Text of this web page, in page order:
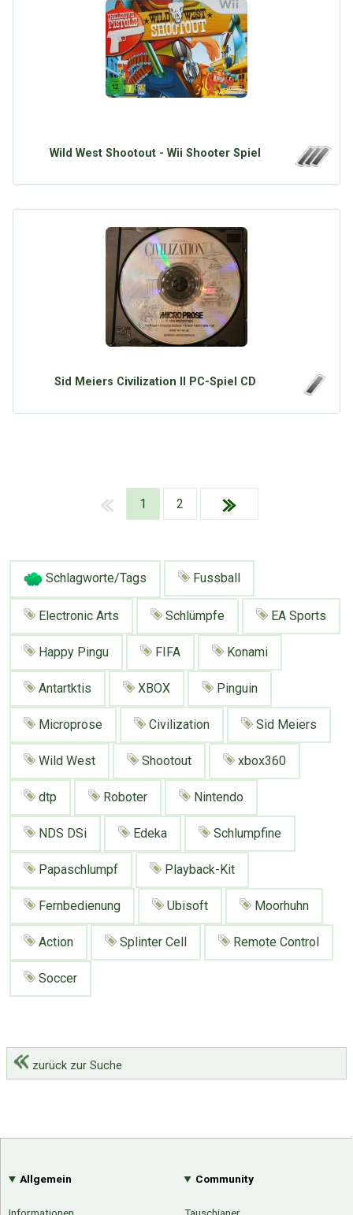
Wild West Shootout - Wii Shooter Spiel
Sid Meiers Civilization II PC-Spiel CD
1 2
Schlagworte/Tags Fussball
Electronic Arts Schlümpfe EA Sports
Happy Pingu FIFA Konami
Antartktis XBOX Pinguin
Microprose Civilization Sid Meiers
Wild West Shootout xbox360
dtp Roboter Nintendo
NDS DSi Edeka Schlumpfine
Papaschlumpf Playback-Kit
Fernbedienung Ubisoft Moorhuhn
Action Splinter Cell Remote Control
Soccer
zurück zur Suche
Allgemein
Informationen
Community
Tauschianer